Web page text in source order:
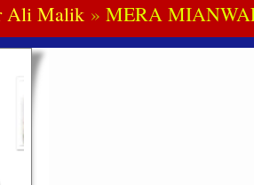
Ali Malik MERA